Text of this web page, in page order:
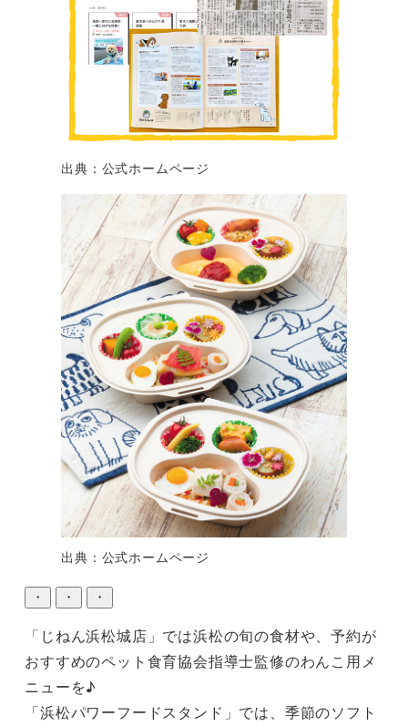
出典：公式ホームページ
出典：公式ホームページ
・ ・ ・
「じねん浜松城店」では浜松の旬の食材や、予約が
おすすめのペット食育協会指導士監修のわんこ用メ
ニューを♪
「浜松パワーフードスタンド」では、季節のソフト